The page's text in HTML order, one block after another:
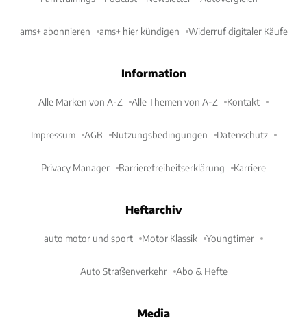
ams+ abonnieren ams+ hier kündigen Widerruf digitaler Käufe
Information
Alle Marken von A-Z Alle Themen von A-Z Kontakt
Impressum AGB Nutzungsbedingungen Datenschutz
Privacy Manager Barrierefreiheitserklärung Karriere
Heftarchiv
auto motor und sport Motor Klassik Youngtimer
Auto Straßenverkehr Abo & Hefte
Media